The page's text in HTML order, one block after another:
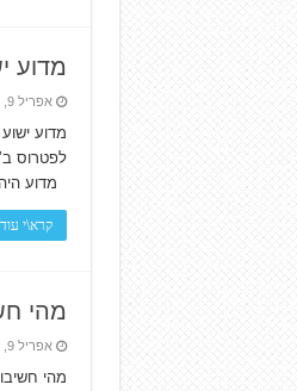
מדוע
אפריל 9, 2013
מדוע
מדוע
קרא\י
מהי
אפריל 9, 2013
מהי